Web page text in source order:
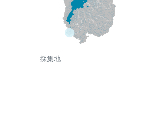
採集地